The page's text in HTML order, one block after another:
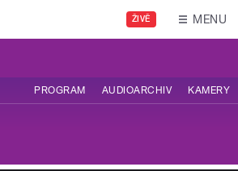
ŽIVĚ MENU
PROGRAM AUDIOARCHIV KAMERY